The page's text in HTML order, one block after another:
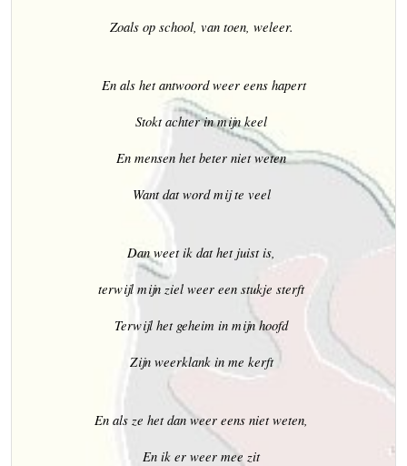
Zoals op school, van toen, weleer.
En als het antwoord weer eens hapert
Stokt achter in mijn keel
En mensen het beter niet weten
Want dat word mij te veel
Dan weet ik dat het juist is,
terwijl mijn ziel weer een stukje sterft
Terwijl het geheim in mijn hoofd
Zijn weerklank in me kerft
En als ze het dan weer eens niet weten,
En ik er weer mee zit